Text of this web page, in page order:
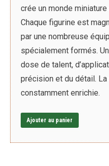
crée un monde miniature
Chaque figurine est
par une nombreuse
spécialement formés.
dose de talent,
précision et du détail.
constamment enrichie.
Ajouter au panier